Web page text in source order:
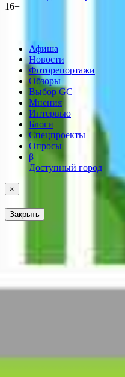
16+
Афиша
Новости
Фоторепортажи
Обзоры
Выбор GC
Мнения
Интервью
Блоги
Спецпроекты
Опросы
β
Доступный город
×
Закрыть